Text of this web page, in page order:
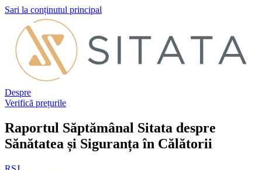
Sari la conținutul principal
Despre
Verifică prețurile
Raportul Săptămânal Sitata despre
Sănătatea și Siguranța în Călătorii